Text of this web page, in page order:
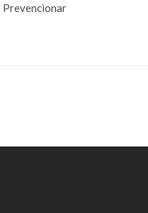
Prevencionar